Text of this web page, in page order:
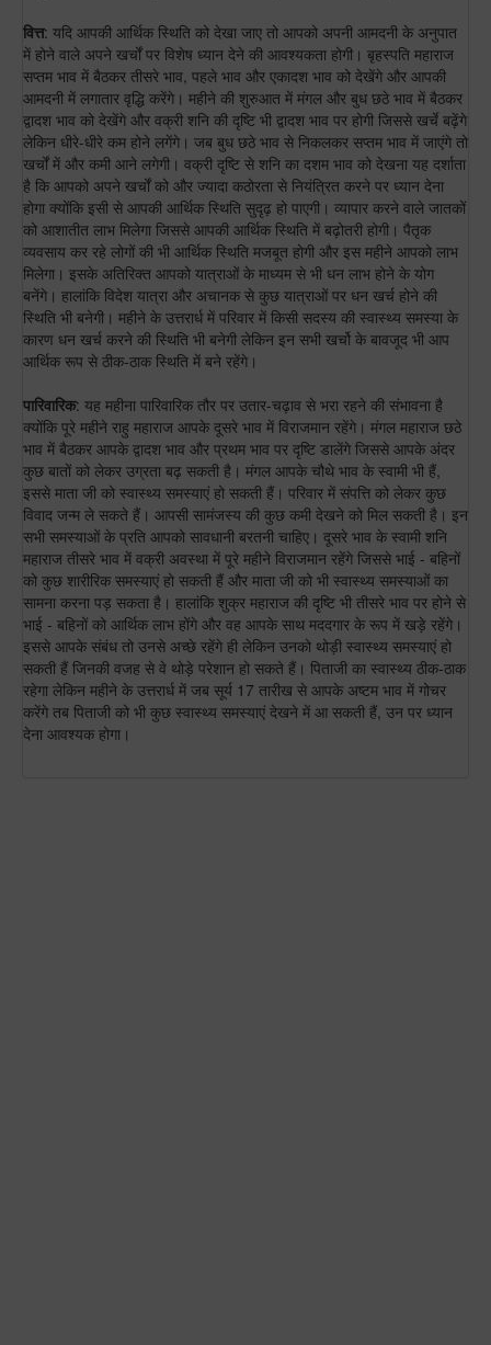
वित्त: यदि आपकी आर्थिक स्थिति को देखा जाए तो आपको अपनी आमदनी के अनुपात
में होने वाले अपने खर्चों पर विशेष ध्यान देने की आवश्यकता होगी। बृहस्पति महाराज
सप्तम भाव में बैठकर तीसरे भाव, पहले भाव और एकादश भाव को देखेंगे और आपकी
आमदनी में लगातार वृद्धि करेंगे। महीने की शुरुआत में मंगल और बुध छठे भाव में बैठकर
द्वादश भाव को देखेंगे और वक्री शनि की दृष्टि भी द्वादश भाव पर होगी जिससे खर्चे बढ़ेंगे
लेकिन धीरे-धीरे कम होने लगेंगे। जब बुध छठे भाव से निकलकर सप्तम भाव में जाएंगे तो
खर्चों में और कमी आने लगेगी। वक्री दृष्टि से शनि का दशम भाव को देखना यह दर्शाता
है कि आपको अपने खर्चों को और ज्यादा कठोरता से नियंत्रित करने पर ध्यान देना
होगा क्योंकि इसी से आपकी आर्थिक स्थिति सुदृढ़ हो पाएगी। व्यापार करने वाले जातकों
को आशातीत लाभ मिलेगा जिससे आपकी आर्थिक स्थिति में बढ़ोतरी होगी। पैतृक
व्यवसाय कर रहे लोगों की भी आर्थिक स्थिति मजबूत होगी और इस महीने आपको लाभ
मिलेगा। इसके अतिरिक्त आपको यात्राओं के माध्यम से भी धन लाभ होने के योग
बनेंगे। हालांकि विदेश यात्रा और अचानक से कुछ यात्राओं पर धन खर्च होने की
स्थिति भी बनेगी। महीने के उत्तरार्ध में परिवार में किसी सदस्य की स्वास्थ्य समस्या के
कारण धन खर्च करने की स्थिति भी बनेगी लेकिन इन सभी खर्चो के बावजूद भी आप
आर्थिक रूप से ठीक-ठाक स्थिति में बने रहेंगे।
पारिवारिक: यह महीना पारिवारिक तौर पर उतार-चढ़ाव से भरा रहने की संभावना है
क्योंकि पूरे महीने राहु महाराज आपके दूसरे भाव में विराजमान रहेंगे। मंगल महाराज छठे
भाव में बैठकर आपके द्वादश भाव और प्रथम भाव पर दृष्टि डालेंगे जिससे आपके अंदर
कुछ बातों को लेकर उग्रता बढ़ सकती है। मंगल आपके चौथे भाव के स्वामी भी हैं,
इससे माता जी को स्वास्थ्य समस्याएं हो सकती हैं। परिवार में संपत्ति को लेकर कुछ
विवाद जन्म ले सकते हैं। आपसी सामंजस्य की कुछ कमी देखने को मिल सकती है। इन
सभी समस्याओं के प्रति आपको सावधानी बरतनी चाहिए। दूसरे भाव के स्वामी शनि
महाराज तीसरे भाव में वक्री अवस्था में पूरे महीने विराजमान रहेंगे जिससे भाई - बहिनों
को कुछ शारीरिक समस्याएं हो सकती हैं और माता जी को भी स्वास्थ्य समस्याओं का
सामना करना पड़ सकता है। हालांकि शुक्र महाराज की दृष्टि भी तीसरे भाव पर होने से
भाई - बहिनों को आर्थिक लाभ होंगे और वह आपके साथ मददगार के रूप में खड़े रहेंगे।
इससे आपके संबंध तो उनसे अच्छे रहेंगे ही लेकिन उनको थोड़ी स्वास्थ्य समस्याएं हो
सकती हैं जिनकी वजह से वे थोड़े परेशान हो सकते हैं। पिताजी का स्वास्थ्य ठीक-ठाक
रहेगा लेकिन महीने के उत्तरार्ध में जब सूर्य 17 तारीख से आपके अष्टम भाव में गोचर
करेंगे तब पिताजी को भी कुछ स्वास्थ्य समस्याएं देखने में आ सकती हैं, उन पर ध्यान
देना आवश्यक होगा।